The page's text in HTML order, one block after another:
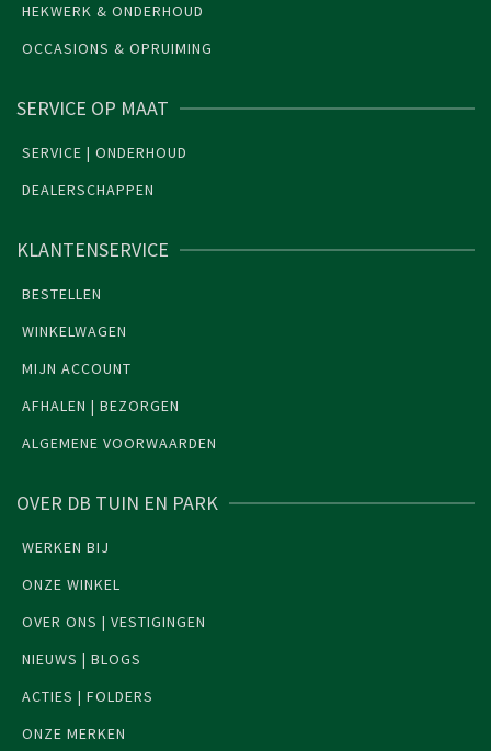
HEKWERK & ONDERHOUD
OCCASIONS & OPRUIMING
SERVICE OP MAAT
SERVICE | ONDERHOUD
DEALERSCHAPPEN
KLANTENSERVICE
BESTELLEN
WINKELWAGEN
MIJN ACCOUNT
AFHALEN | BEZORGEN
ALGEMENE VOORWAARDEN
OVER DB TUIN EN PARK
WERKEN BIJ
ONZE WINKEL
OVER ONS | VESTIGINGEN
NIEUWS | BLOGS
ACTIES | FOLDERS
ONZE MERKEN